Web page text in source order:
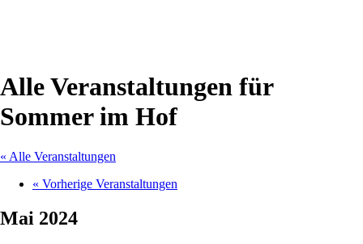
Alle Veranstaltungen für
Sommer im Hof
« Alle Veranstaltungen
« Vorherige Veranstaltungen
Mai 2024